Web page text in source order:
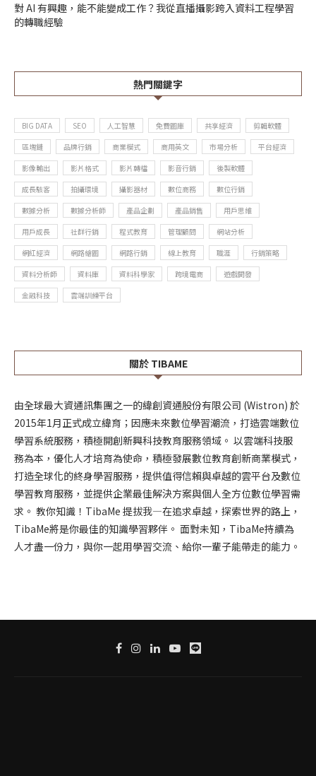
對 AI 有興趣，能不能變成工作？我從直播攝影跨入資料工程學習
的轉職經驗
熱門關鍵字
BIG DATA SEO 人工智慧 免費圖庫 共享經濟
剪輯軟體
區塊鏈
品牌行銷 商業模式 商用英文 市場分析
平台經濟
影像輸出
影片格式 影片轉檔 影音行銷
後製軟體
成長駭客
拍攝環境 攝影器材 數位商務
數位行銷
數據分析
數據分析師 產品企劃 產品銷售
用戶思維
用戶成長
社群行銷 程式教育 管理顧問
網站分析
網紅經濟
網路繪圖 網路行銷 線上教育 職涯
行銷策略
資料分析師
資料庫 資料科學家 跨境電商
遊戲開發
金融科技
雲端訓練平台
關於 TIBAME
由全球最大資通訊集團之一的緯創資通股份有限公司 (Wistron) 於
2015年1月正式成立緯育；因應未來數位學習潮流，打造雲端數位
學習系統服務，積極開創新興科技教育服務領域。 以雲端科技服
務為本，優化人才培育為使命，積極發展數位教育創新商業模式，
打造全球化的終身學習服務，提供值得信賴與卓越的雲平台及數位
學習教育服務，並提供企業最佳解決方案與個人全方位數位學習需
求。 教你知識！TibaMe 提拔我—在追求卓越，探索世界的路上，
TibaMe將是你最佳的知識學習夥伴。 面對未知，TibaMe持續為
人才盡一份力，與你一起用學習交流、給你一輩子能帶走的能力。